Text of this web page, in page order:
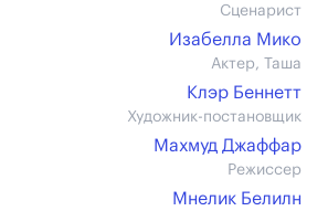
Сценарист
Изабелла Мико
Актер, Таша
Клэр Беннетт
Художник-постановщик
Махмуд Джаффар
Режиссер
Мнелик Белилн